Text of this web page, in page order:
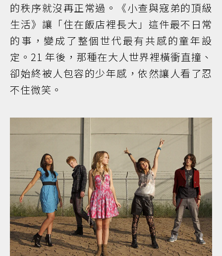
的秩序就沒再正常過。《小查與寇弟的頂級
生活》讓「住在飯店裡長大」這件最不日常
的事，變成了整個世代最有共感的童年設
定。21 年後，那種在大人世界裡橫衝直撞、
卻始終被人包容的少年感，依然讓人看了忍
不住微笑。